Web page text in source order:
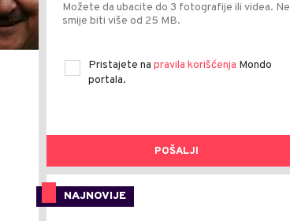
Možete da ubacite do 3 fotografije ili videa. Ne
smije biti više od 25 MB.
Pristajete na pravila korišćenja Mondo
portala.
POŠALJI
NAJNOVIJE